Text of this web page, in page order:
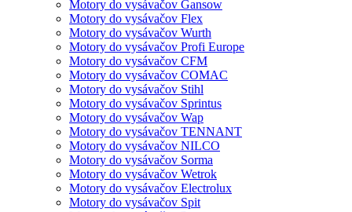
Motory do vysávačov Gansow
Motory do vysávačov Flex
Motory do vysávačov Wurth
Motory do vysávačov Profi Europe
Motory do vysávačov CFM
Motory do vysávačov COMAC
Motory do vysávačov Stihl
Motory do vysávačov Sprintus
Motory do vysávačov Wap
Motory do vysávačov TENNANT
Motory do vysávačov NILCO
Motory do vysávačov Sorma
Motory do vysávačov Wetrok
Motory do vysávačov Electrolux
Motory do vysávačov Spit